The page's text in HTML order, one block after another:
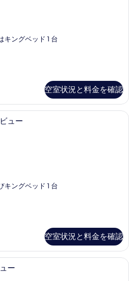
キングベッド 1 台
空室状況と料金を確認
ミニバー、セーフティボックス (室内
ュー
キングベッド 1 台
空室状況と料金を確認
ミニバー、セーフティボックス (室内
ー